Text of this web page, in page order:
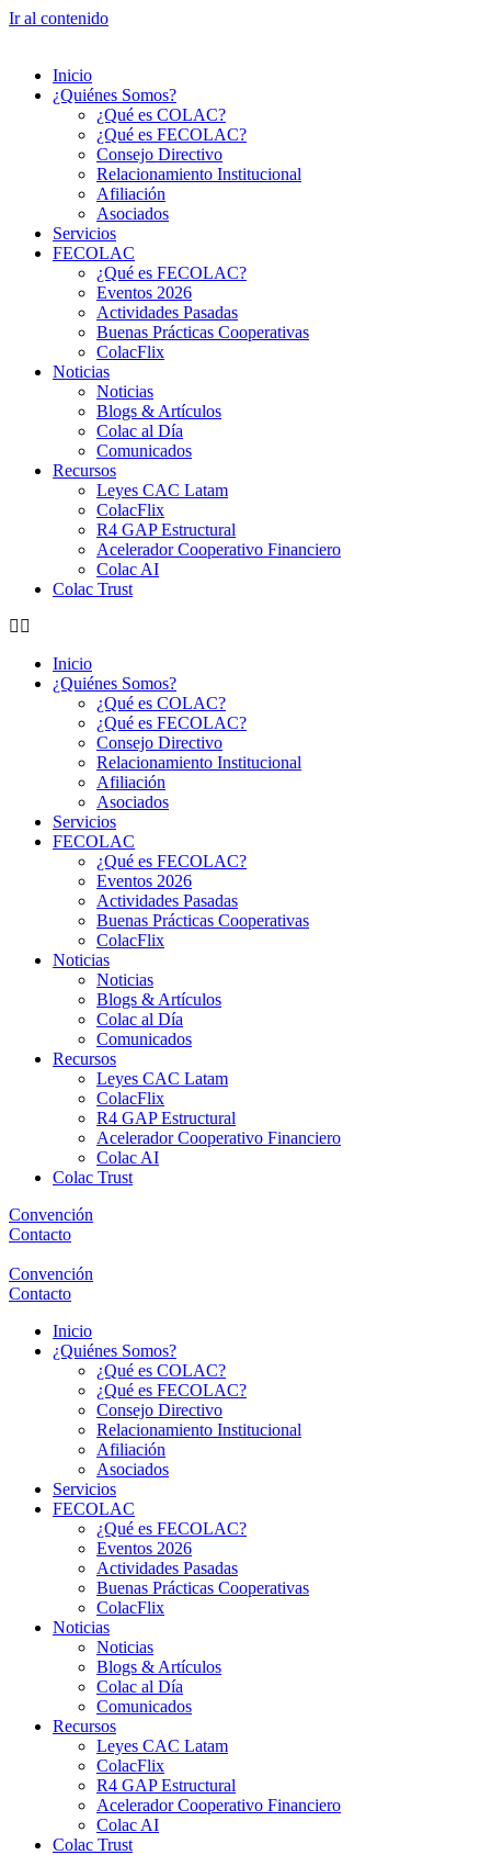
Ir al contenido
Inicio
¿Quiénes Somos?
¿Qué es COLAC?
¿Qué es FECOLAC?
Consejo Directivo
Relacionamiento Institucional
Afiliación
Asociados
Servicios
FECOLAC
¿Qué es FECOLAC?
Eventos 2026
Actividades Pasadas
Buenas Prácticas Cooperativas
ColacFlix
Noticias
Noticias
Blogs & Artículos
Colac al Día
Comunicados
Recursos
Leyes CAC Latam
ColacFlix
R4 GAP Estructural
Acelerador Cooperativo Financiero
Colac AI
Colac Trust
Inicio
¿Quiénes Somos?
¿Qué es COLAC?
¿Qué es FECOLAC?
Consejo Directivo
Relacionamiento Institucional
Afiliación
Asociados
Servicios
FECOLAC
¿Qué es FECOLAC?
Eventos 2026
Actividades Pasadas
Buenas Prácticas Cooperativas
ColacFlix
Noticias
Noticias
Blogs & Artículos
Colac al Día
Comunicados
Recursos
Leyes CAC Latam
ColacFlix
R4 GAP Estructural
Acelerador Cooperativo Financiero
Colac AI
Colac Trust
Convención
Contacto
Convención
Contacto
Inicio
¿Quiénes Somos?
¿Qué es COLAC?
¿Qué es FECOLAC?
Consejo Directivo
Relacionamiento Institucional
Afiliación
Asociados
Servicios
FECOLAC
¿Qué es FECOLAC?
Eventos 2026
Actividades Pasadas
Buenas Prácticas Cooperativas
ColacFlix
Noticias
Noticias
Blogs & Artículos
Colac al Día
Comunicados
Recursos
Leyes CAC Latam
ColacFlix
R4 GAP Estructural
Acelerador Cooperativo Financiero
Colac AI
Colac Trust